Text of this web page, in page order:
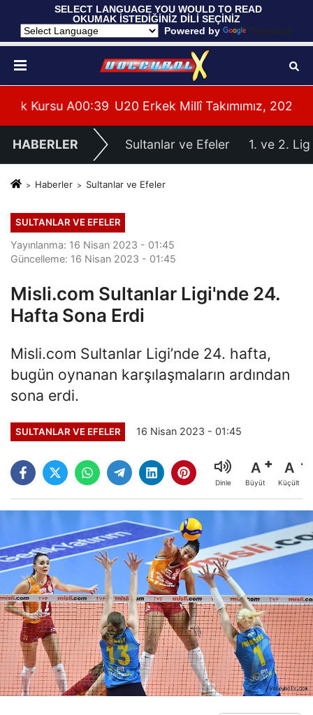
SELECT LANGUAGE YOU WOULD TO READ
OKUMAK İSTEDİĞİNİZ DİLİ SEÇİNİZ
Powered by
Translate
Hazırlıklarına Başladı
Başladı
00:39 U20 Erkek Millî Takımımız, 2027 CEV U20
HABERLER Sultanlar ve Efeler 1. ve 2. Lig
Haberler Sultanlar ve Efeler
SULTANLAR VE EFELER
Yayınlanma: 16 Nisan 2023 - 01:45
Güncelleme: 16 Nisan 2023 - 01:45
Misli.com Sultanlar Ligi'nde 24.
Hafta Sona Erdi
Misli.com Sultanlar Ligi’nde 24. hafta,
bugün oynanan karşılaşmaların ardından
sona erdi.
SULTANLAR VE EFELER 16 Nisan 2023 - 01:45
Dinle
A
Büyüt
A
Küçült